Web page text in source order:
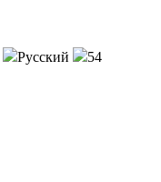
Русский 54